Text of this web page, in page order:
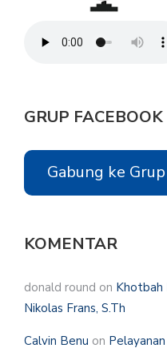
GRUP FACEBOOK
Gabung ke
KOMENTAR
donald round on Khotbah
Nikolas Frans, S.Th
Calvin Benu on